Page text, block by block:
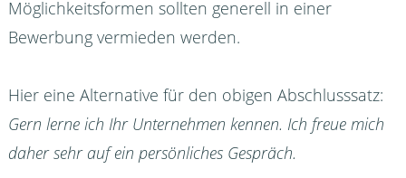
Möglichkeitsformen sollten generell in einer
Bewerbung vermieden werden.
Hier eine Alternative für den obigen Abschlusssatz:
Gern lerne ich Ihr Unternehmen kennen. Ich freue mich
daher sehr auf ein persönliches Gespräch.